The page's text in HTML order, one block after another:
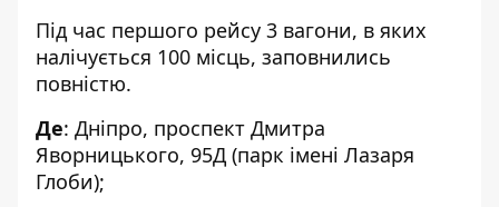
Під час першого рейсу 3 вагони, в яких
налічується 100 місць, заповнились
повністю.
Де: Дніпро, проспект Дмитра
Яворницького, 95Д (парк імені Лазаря
Глоби);